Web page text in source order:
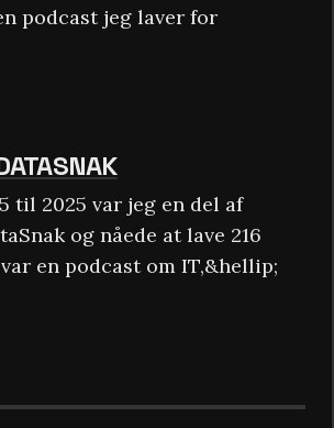
podcast jeg laver for
til 2025 var jeg en del af
og nåede at lave 216
en podcast om IT,&hellip;